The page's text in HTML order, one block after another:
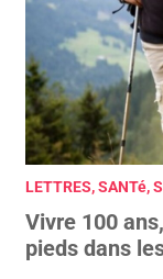
LETTRES, SANTé,
Vivre 100
pieds dans